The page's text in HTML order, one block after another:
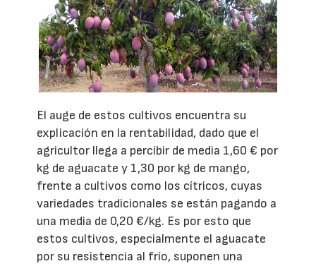
El auge de estos cultivos encuentra su
explicación en la rentabilidad, dado que el
agricultor llega a percibir de media 1,60 € por
kg de aguacate y 1,30 por kg de mango,
frente a cultivos como los cítricos, cuyas
variedades tradicionales se están pagando a
una media de 0,20 €/kg. Es por esto que
estos cultivos, especialmente el aguacate
por su resistencia al frío, suponen una